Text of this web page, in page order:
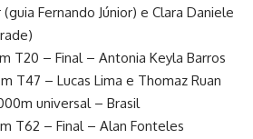
(guia Fernando Júnior) e Clara Daniele
T20 – Final – Antonia Keyla Barros
T47 – Lucas Lima e Thomaz Ruan
universal – Brasil
T62 – Final – Alan Fonteles